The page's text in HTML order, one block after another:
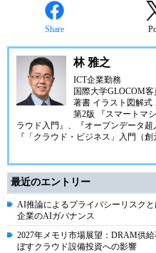
Share
林 雅之
ICT企業勤務
国際大学GLOCOM客
著書 イラスト図解式
第2版
『スマートマ
ラウド入門』 、 『オープンデータ
『「クラウド・ビジネス」入門（創
最近のエントリー
AI推論によるプライバシーリスクと
企業のAIガバナンス
2027年メモリ市場展望：DRAM供
ぼすクラウド設備投資への影響